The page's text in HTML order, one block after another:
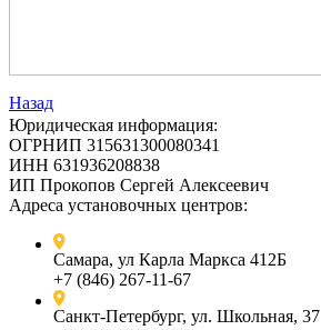
Назад
Юридическая информация:
ОГРНИП 315631300080341
ИНН 631936208838
ИП Прокопов Сергей Алексеевич
Адреса установочных центров:
Самара, ул Карла Маркса 412Б
+7 (846) 267-11-67
Санкт-Петербург, ул. Школьная, 37